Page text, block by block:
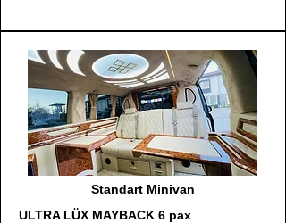
Standart Minivan
ULTRA LÜX MAYBACK 6 pax